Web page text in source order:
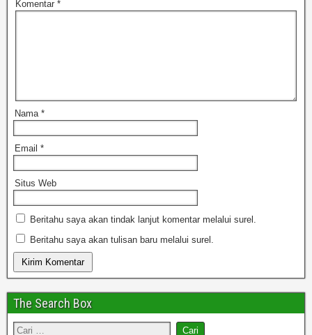
Komentar *
Nama *
Email *
Situs Web
Beritahu saya akan tindak lanjut komentar melalui surel.
Beritahu saya akan tulisan baru melalui surel.
The Search Box